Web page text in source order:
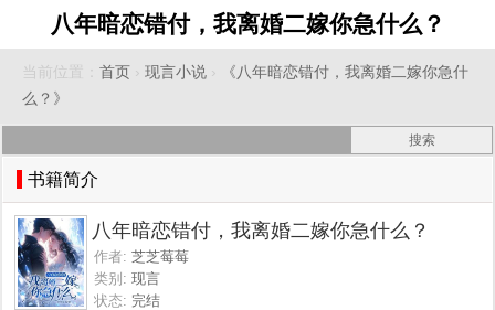
八年暗恋错付，我离婚二嫁你急什么？
当前位置： 首页 › 现言小说 ›
《八年暗恋错付，我离婚二嫁你急什
么？》
书籍简介
八年暗恋错付，我离婚二嫁你急什么？
作者: 芝芝莓莓
类别: 现言
状态: 完结